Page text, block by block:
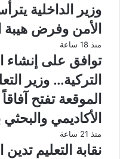
وزير الداخلية
الأمن وفرض هيبة
منذ 18 ساعة
توافق على إنشاء
التركية… وزير
الموقعة تفتح
الأكاديمي
منذ 21 ساعة
نقابة التعليم